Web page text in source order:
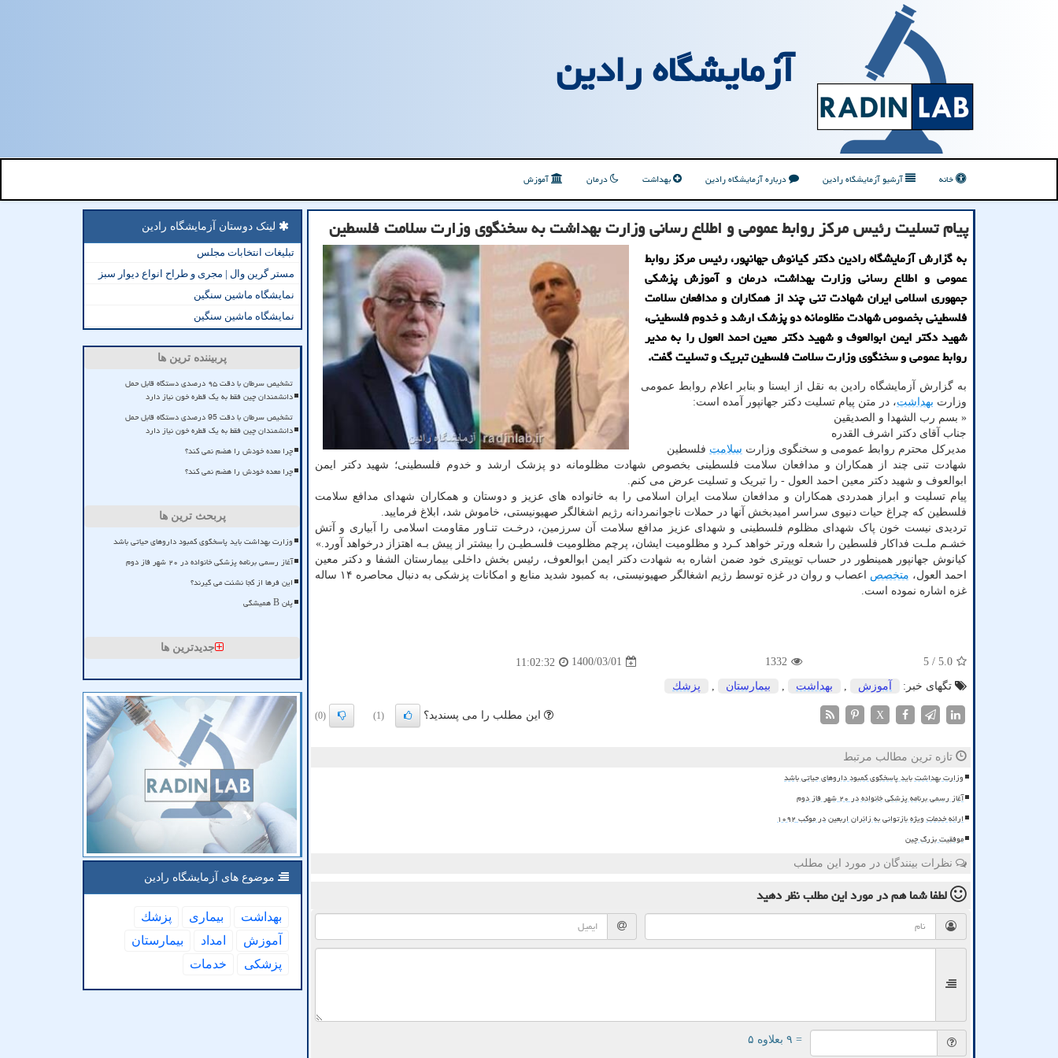
آزمایشگاه رادین
خانه آرشیو آزمایشگاه رادین درباره آزمایشگاه رادین بهداشت درمان آموزش
پیام تسلیت رئیس مركز روابط عمومی و اطلاع رسانی وزارت بهداشت به سخنگوی وزارت سلامت فلسطین
به گزارش آزمایشگاه رادین دکتر کیانوش جهانپور، رئیس مرکز روابط
عمومی و اطلاع رسانی وزارت بهداشت، درمان و آموزش پزشکی
جمهوری اسلامی ایران شهادت تنی چند از همکاران و مدافعان سلامت
فلسطینی بخصوص شهادت مظلومانه دو پزشک ارشد و خدوم فلسطینی،
شهید دکتر ایمن ابوالعوف و شهید دکتر معین احمد العول را به مدیر
روابط عمومی و سخنگوی وزارت سلامت فلسطین تبریک و تسلیت گفت.
به گزارش آزمایشگاه رادین به نقل از ایسنا و بنابر اعلام روابط عمومی
وزارت بهداشت، در متن پیام تسلیت دکتر جهانپور آمده است:
« بسم رب الشهدا و الصدیقین
جناب آقای دکتر اشرف القدره
مدیرکل محترم روابط عمومی و سخنگوی وزارت سلامت فلسطین
شهادت تنی چند از همکاران و مدافعان سلامت فلسطینی بخصوص شهادت مظلومانه دو پزشک ارشد و خدوم فلسطینی؛ شهید دکتر ایمن
ابوالعوف و شهید دکتر معین احمد العول - را تبریک و تسلیت عرض می کنم.
پیام تسلیت و ابراز همدردی همکاران و مدافعان سلامت ایران اسلامی را به خانواده های عزیز و دوستان و همکاران شهدای مدافع سلامت
فلسطین که چراغ حیات دنیوی سراسر امیدبخش آنها در حملات ناجوانمردانه رژیم اشغالگر صهیونیستی، خاموش شد، ابلاغ فرمایید.
تردیدی نیست خون پاک شهدای مظلوم فلسطینی و شهدای عزیز مدافع سلامت آن سرزمین، درخـت تنـاور مقاومت اسلامی را آبیاری و آتش
خشـم ملـت فداکار فلسطین را شعله ورتر خواهد کـرد و مظلومیت ایشان، پرچم مظلومیت فلسـطیـن را بیشتر از پیش بـه اهتزاز درخواهد آورد.»
کیانوش جهانپور همینطور در حساب توییتری خود ضمن اشاره به شهادت دکتر ایمن ابوالعوف، رئیس بخش داخلی بیمارستان الشفا و دکتر معین
احمد العول، متخصص
اعصاب و روان در غزه توسط رژیم اشغالگر صهیونیستی، به کمبود شدید منابع و امکانات پزشکی به دنبال محاصره ۱۴ ساله
غزه اشاره نموده است.
5.0
/ 5
1332
1400/03/01
11:02:32
تگهای خبر:
آموزش بهداشت بیمارستان پزشك
X این مطلب را می پسندید؟ (1)
(0)
تازه ترین مطالب مرتبط
وزارت بهداشت باید پاسخگوی کمبود داروهای حیاتی باشد
آغاز رسمی برنامه پزشکی خانواده در ۲۰ شهر فاز دوم
ارائه خدمات ویژه بازتوانی به زائران اربعین در موکب ۱۰۹۲
موفقیت بزرگ چین
نظرات بینندگان در مورد این مطلب
لطفا شما همدر مورد این مطلبنظر دهید
= ۹ بعلاوه ۵
لینک دوستان آزمایشگاه رادین
تبلیغات انتخابات مجلس
مستر گرین وال | مجری و طراح انواع دیوار سبز
نمایشگاه ماشین سنگین
نمایشگاه ماشین سنگین
پربیننده ترین ها
تشخیص سرطان با دقت ۹۵ درصدی دستگاه قابل حمل
دانشمندان چین فقط به یک قطره خون نیاز دارد
تشخیص سرطان با دقت 95 درصدی دستگاه قابل حمل
دانشمندان چین فقط به یک قطره خون نیاز دارد
چرا معده خودش را هضم نمی کند؟
چرا معده خودش را هضم نمی کند؟
پربحث ترین ها
وزارت بهداشت باید پاسخگوی کمبود داروهای حیاتی باشد
آغاز رسمی برنامه پزشکی خانواده در ۲۰ شهر فاز دوم
این فرها از کجا نشئت می گیرند؟
پلن B همیشگی
جدیدترین ها
موضوع های آزمایشگاه رادین
بهداشت بیماری
پزشك
آموزش
امداد
بیمارستان
پزشكی
خدمات